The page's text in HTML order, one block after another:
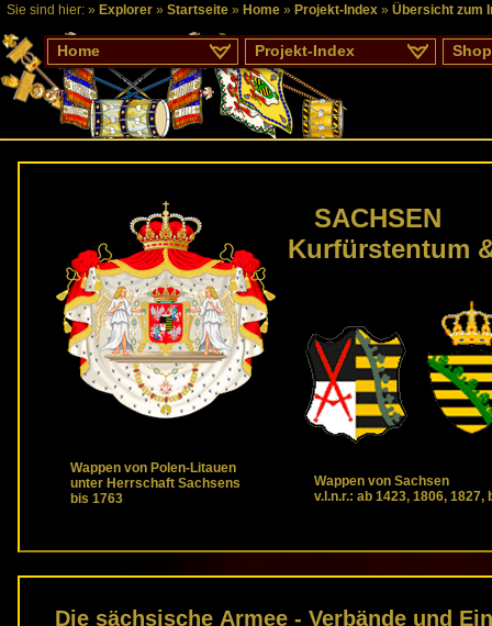
Sie sind hier: » Explorer » Startseite » Home » Projekt-Index » Übersicht zum
Home Projekt-Index Shop
Wappen von Polen-Litauen
unter Herrschaft Sachsens
bis 1763
SACHSEN
Kurfürstentum
Wappen von Sachsen
v.l.n.r.: ab 1423, 1806, 1827,
Die sächsische Armee - Verbände und